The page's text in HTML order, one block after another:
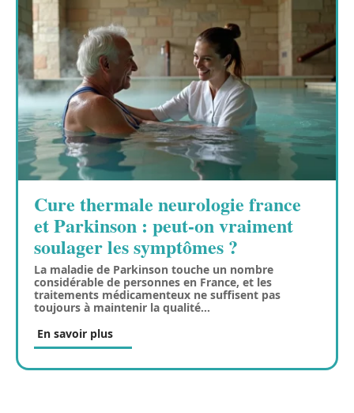
Cure thermale neurologie france
et Parkinson : peut-on vraiment
soulager les symptômes ?
La maladie de Parkinson touche un nombre
considérable de personnes en France, et les
traitements médicamenteux ne suffisent pas
toujours à maintenir la qualité…
En savoir plus